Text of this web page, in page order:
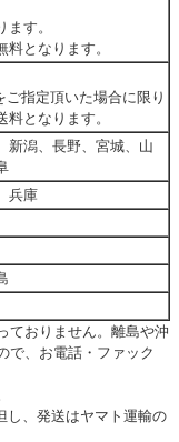
す。
となります。
指定頂いた場合に限り
となります。
新潟、長野、宮城、山
兵庫
ておりません。離島や沖
で、お電話・ファック
し、発送はヤマト運輸の